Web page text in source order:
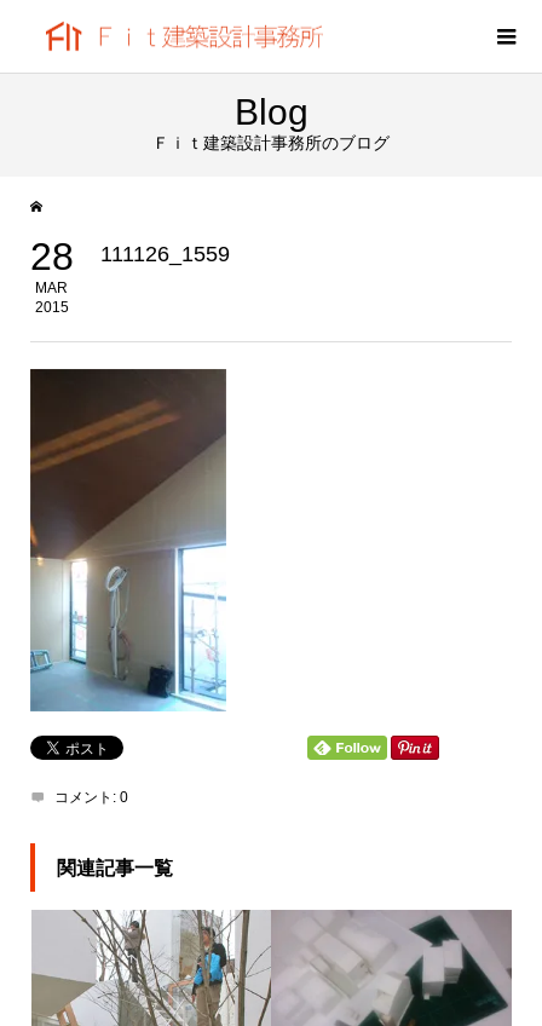
Blog
Ｆｉｔ建築設計事務所のブログ
28
MAR
2015
111126_1559
コメント: 0
関連記事一覧